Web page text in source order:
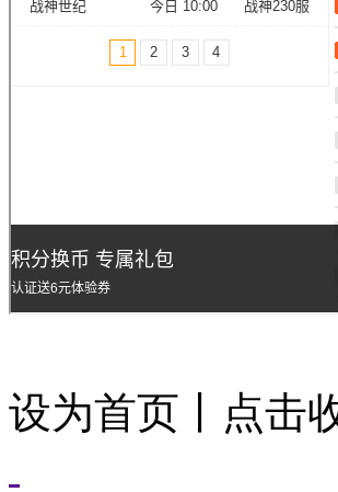
设为首页丨点击